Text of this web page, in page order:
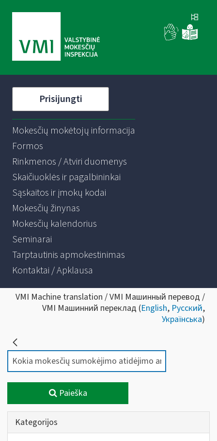
Prisijungti
Mokesčių mokėtojų informacija
Formos
Rinkmenos / Atviri duomenys
Skaičiuoklės ir pagalbininkai
Sąskaitos ir įmokų kodai
Mokesčių žinynas
Mokesčių kalendorius
Seminarai
Tarptautinis apmokestinimas
Kontaktai / Apklausa
VMI Machine translation / VMI Машинный перевод /
VMI Машинний переклад (English, Русский,
Українська)
Paieška
Kategorijos